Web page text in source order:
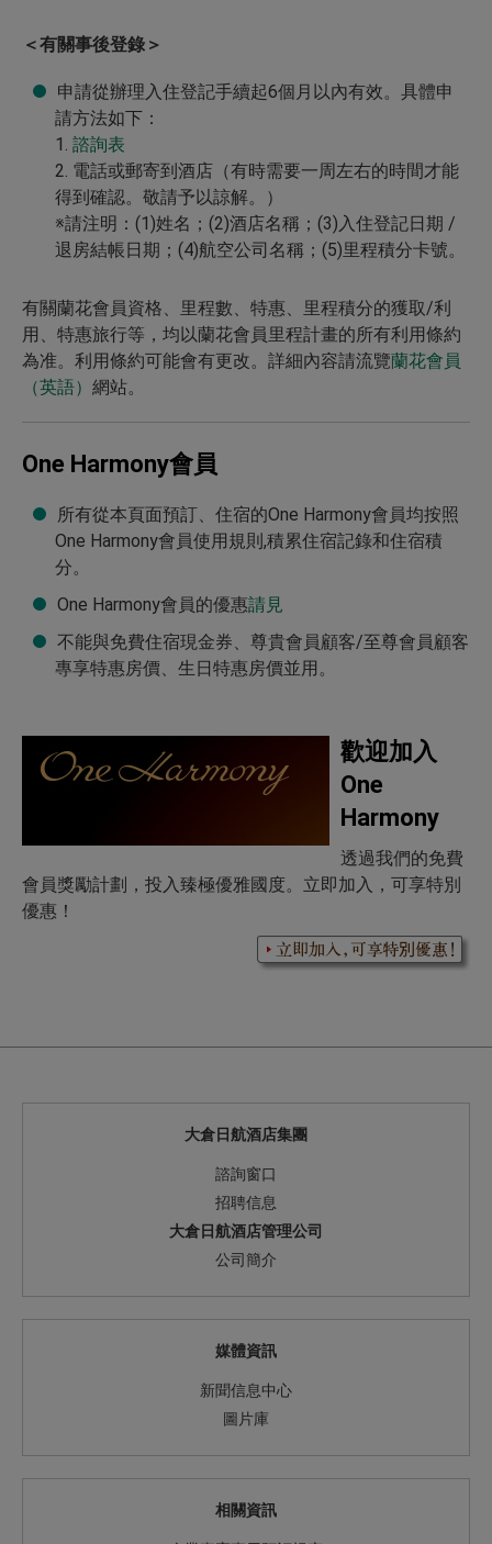
老爺大酒店
高雄日航酒店 瀏覽房價
峇里島南灣海灘日航酒店
西貢日航酒店
海防日航酒店 瀏覽房價
曼谷日航酒店 瀏覽房價
阿瑪塔城春武裡日航酒店 瀏覽房價
帛琉老爺大酒店
舊金山日航酒店 瀏覽房價
＜有關事後登錄＞
申請從辦理入住登記手續起6個月以內有效。具體申
請方法如下：
1. 諮詢表
2. 電話或郵寄到酒店（有時需要一周左右的時間才能
得到確認。敬請予以諒解。）
※請注明：(1)姓名；(2)酒店名稱；(3)入住登記日期 /
退房結帳日期；(4)航空公司名稱；(5)里程積分卡號。
有關蘭花會員資格、里程數、特惠、里程積分的獲取/利
用、特惠旅行等，均以蘭花會員里程計畫的所有利用條約
為准。利用條約可能會有更改。詳細內容請流覽蘭花會員
（英語） 網站。
One Harmony會員
所有從本頁面預訂、住宿的One Harmony會員均按照
One Harmony會員使用規則,積累住宿記錄和住宿積
分。
One Harmony會員的優惠請見
不能與免費住宿現金券、尊貴會員顧客/至尊會員顧客
專享特惠房價、生日特惠房價並用。
歡迎加入
One
Harmony
透過我們的免費
會員獎勵計劃，投入臻極優雅國度。立即加入，可享特別
優惠！
大倉日航酒店集團
諮詢窗口
招聘信息
大倉日航酒店管理公司
公司簡介
媒體資訊
新聞信息中心
圖片庫
相關資訊